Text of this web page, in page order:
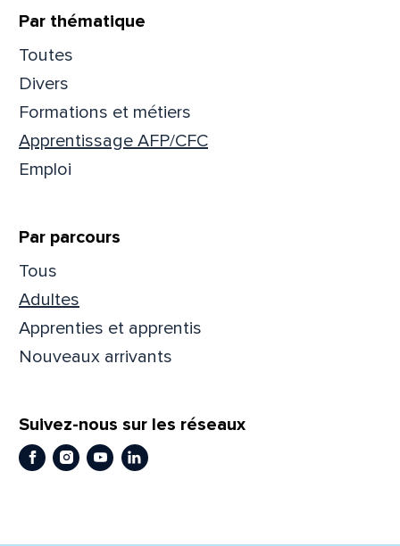
Par thématique
Toutes
Divers
Formations et métiers
Apprentissage AFP/CFC
Emploi
Par parcours
Tous
Adultes
Apprenties et apprentis
Nouveaux arrivants
Suivez-nous sur les réseaux
Facebook
Instagram
YoutubeLinkedIn